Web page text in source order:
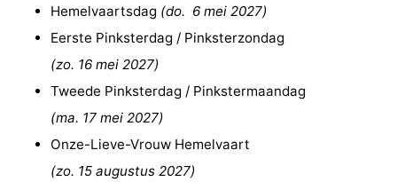
Hemelvaartsdag (do. 6 mei 2027)
Eerste Pinksterdag / Pinksterzondag
(zo. 16 mei 2027)
Tweede Pinksterdag / Pinkstermaandag
(ma. 17 mei 2027)
Onze-Lieve-Vrouw Hemelvaart
(zo. 15 augustus 2027)